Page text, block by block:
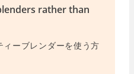
rather than
ィーブレンダーを使う方